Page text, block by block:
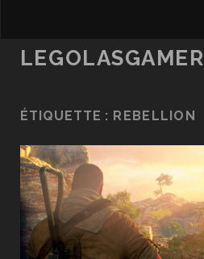
LEGOLASGAMER
ÉTIQUETTE : REBELLION